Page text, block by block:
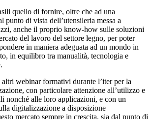
quello di fornire, oltre che ad una
punto di vista dell’utensileria messa a
anche il proprio know-how sulle soluzioni
del lavoro del settore legno, per poter
in maniera adeguata ad un mondo in
in equilibro tra manualità, tecnologia e
webinar formativi durante l’iter per la
con particolare attenzione all’utilizzo e
nonché alle loro applicazioni, e con un
digitalizzazione a disposizione
mercato sempre in crescita, sia dal punto di